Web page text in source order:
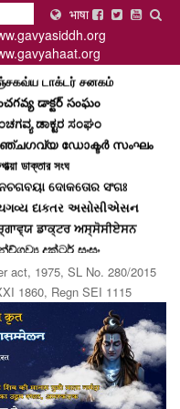
भाषा
Search
डॉक्टर असोसिएशन
டாக்டர் சனகம்
డాక్టర్ సంఘం
ಡಾಕ್ಟರ ಸಂಘಂ
ഡോക്ടര്‍ സംഘം
ডাক্তার সংঘ
ଦୋକତୋର ସଂଗଃ
દાકતર અસોસીએસન
ਡਾਕ੍ਟਰ ਅਸ੍ਸੋਸੀਏਸਨ
දක්ටර් සංඝං
Doctor Assiciation
act, 1975, SL No. 280/2015
1860, Regn SEI 1115